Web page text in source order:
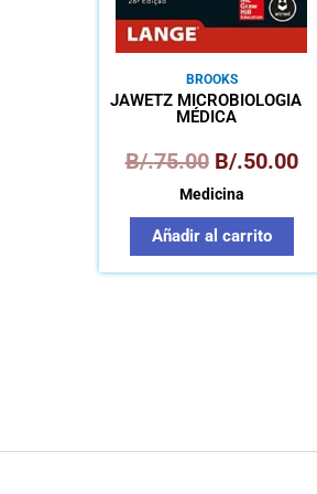
BROOKS
JAWETZ MICROBIOLOGÍA
MÉDICA
B/.75.00 B/.50.00
Medicina
Añadir al carrito